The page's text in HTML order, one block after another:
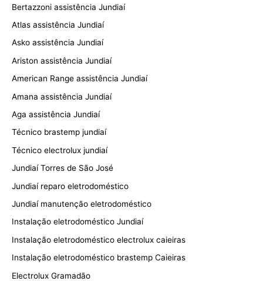
Bertazzoni assistência Jundiaí
Atlas assistência Jundiaí
Asko assistência Jundiaí
Ariston assistência Jundiaí
American Range assistência Jundiaí
Amana assistência Jundiaí
Aga assistência Jundiaí
Técnico brastemp jundiaí
Técnico electrolux jundiaí
Jundiaí Torres de São José
Jundiaí reparo eletrodoméstico
Jundiaí manutenção eletrodoméstico
Instalação eletrodoméstico Jundiaí
Instalação eletrodoméstico electrolux caieiras
Instalação eletrodoméstico brastemp Caieiras
Electrolux Gramadão